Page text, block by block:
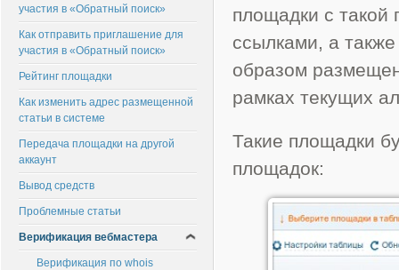
площадки с такой
ссылками, а
образом
рамках текущих
Такие площадки
площадок:
участия в «Обратный поиск»
Как отправить приглашение для
участия в «Обратный поиск»
Рейтинг площадки
Как изменить адрес размещенной
статьи в системе
Передача площадки на другой
аккаунт
Вывод средств
Проблемные статьи
Верификация вебмастера
Верификация по whois